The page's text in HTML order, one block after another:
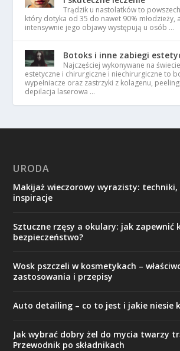
Trądzik u nastolatków to
który dotyka od 35 do nawet 90% młodzieży,
intensywnie jego objawy występują u osób …
Botoks i inne zabiegi
Najczęściej wykonywane na
estetyczne i chirurgiczne i niechirurgiczne to
wypełniacze oraz zastrzyki z kolagenu,
depilacja laserowa …
URODA
Makijaż wieczorowy wyrazisty:
inspiracje
Sztuczne rzęsy a okulary: jak zapewnić
bezpieczeństwo?
Wosk pszczeli w kosmetykach –
zastosowania i przepisy
Auto detailing – co to jest i jakie niesie
Jak wybrać dobry żel do mycia twarzy
Przewodnik po składnikach